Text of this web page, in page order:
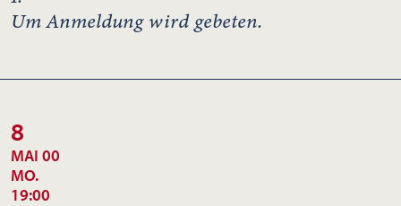
Um Anmeldung wird gebeten.
8
MAI 00
MO.
19:00